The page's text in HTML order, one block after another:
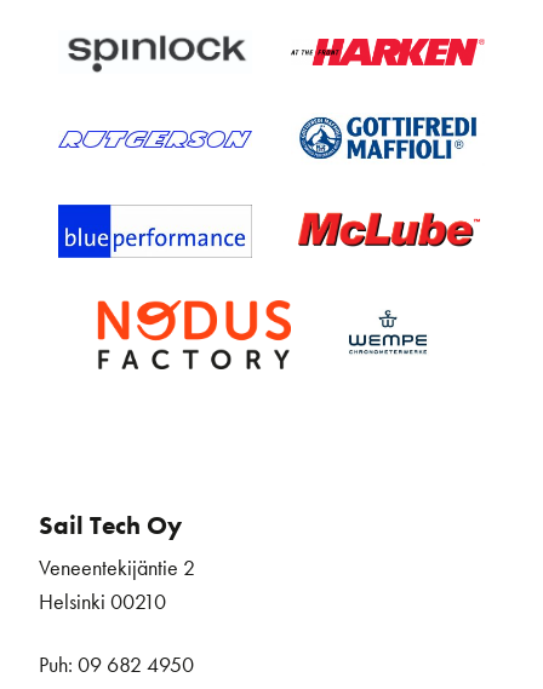
Sail Tech Oy
Veneentekijäntie 2
Helsinki 00210
Puh: 09 682 4950